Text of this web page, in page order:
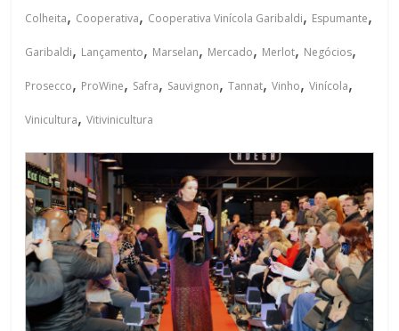
Colheita, Cooperativa, Cooperativa Vinícola Garibaldi, Espumante,
Garibaldi, Lançamento, Marselan, Mercado, Merlot, Negócios,
Prosecco, ProWine, Safra, Sauvignon,Tannat,Vinho,Vinícola,
Vinicultura,Vitivinicultura